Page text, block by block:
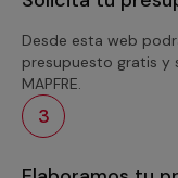
Desde esta web
presupuesto gratis y
MAPFRE.
3